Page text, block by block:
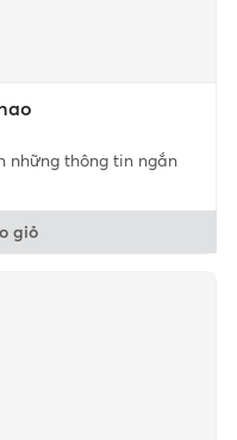
những thông tin ngắn
giỏ